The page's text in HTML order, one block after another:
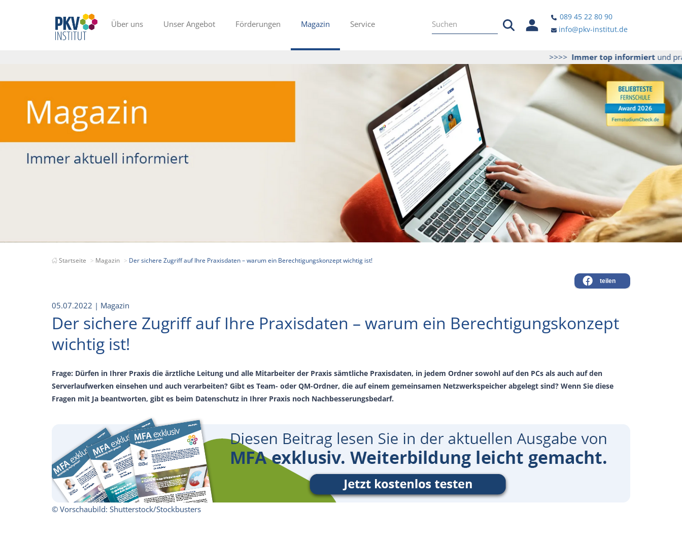
Über uns Unser Angebot Förderungen Magazin Service
089 45 22 80 90
info@pkv-institut.de
>>>>Immer top informiertund
Startseite Magazin Der sichere Zugriff auf Ihre Praxisdaten – warum ein Berechtigungskonzept wichtig ist!
teilen
05.07.2022 | Magazin
Der sichere Zugriff auf Ihre Praxisdaten – warum ein Berechtigungskonzept
wichtig ist!
Frage: Dürfen in Ihrer Praxis die ärztliche Leitung und alle Mitarbeiter der Praxis sämtliche Praxisdaten, in jedem Ordner sowohl auf den PCs als auch auf den
Serverlaufwerken einsehen und auch verarbeiten? Gibt es Team- oder QM-Ordner, die auf einem gemeinsamen Netzwerkspeicher abgelegt sind? Wenn Sie diese
Fragen mit Ja beantworten, gibt es beim Datenschutz in Ihrer Praxis noch Nachbesserungsbedarf.
© Vorschaubild: Shutterstock/Stockbusters